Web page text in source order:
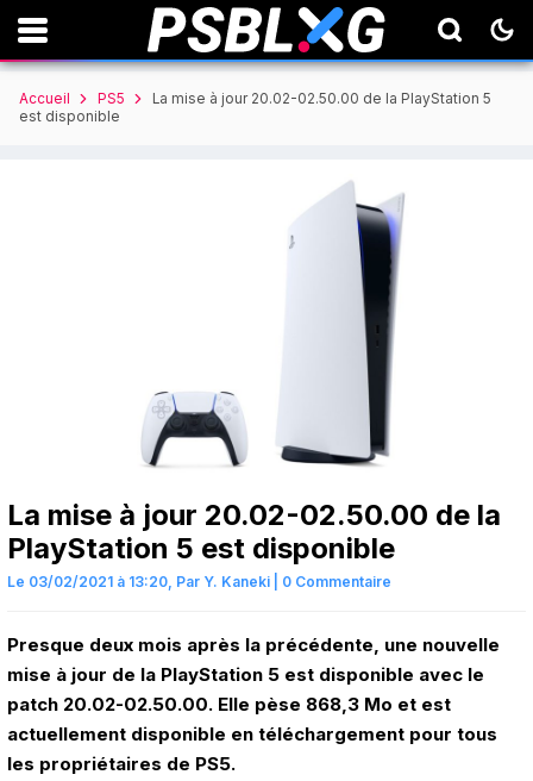
Accueil PS5
La mise à jour 20.02-02.50.00 de la PlayStation 5
est disponible
La mise à jour 20.02-02.50.00 de la
PlayStation 5 est disponible
Le 03/02/2021 à 13:20, Par Y. Kaneki 0 Commentaire
Presque deux mois après la précédente, une nouvelle
mise à jour de la PlayStation 5 est disponible avec le
patch 20.02-02.50.00. Elle pèse 868,3 Mo et est
actuellement disponible en téléchargement pour tous
les propriétaires de PS5.